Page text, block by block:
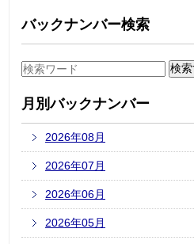
バックナンバー検索
月別バックナンバー
2026年08月
2026年07月
2026年06月
2026年05月